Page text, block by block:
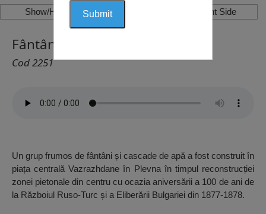
Show/Hide Left Side Show/Hide Right Side
Fântânile Plevna, Pleven
Cod 2251
Un grup frumos de fântâni și cascade de apă a fost construit în
piața centrală Vazrazhdane în Plevna în timpul reconstrucției
zonei pietonale din centru cu ocazia aniversării a 100 de ani de
la Războiul Ruso-Turc și a Eliberării Bulgariei din 1877-1878.